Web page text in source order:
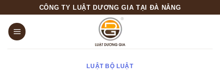
content
CÔNG TY LUẬT DƯƠNG GIA TẠI ĐÀ NẴNG
LUẬT BỘ LUẬT